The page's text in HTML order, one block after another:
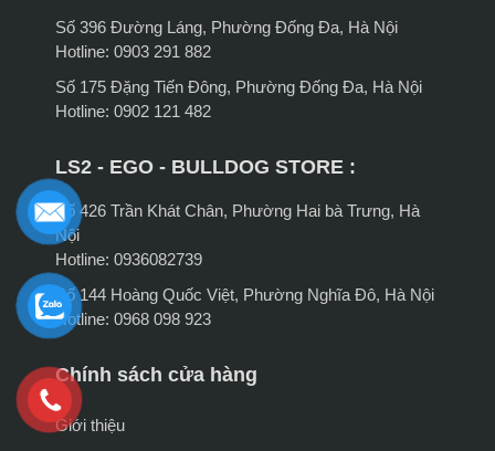
Số 396 Đường Láng, Phường Đống Đa, Hà Nội
Hotline: 0903 291 882
Số 175 Đặng Tiến Đông, Phường Đống Đa, Hà Nội
Hotline: 0902 121 482
LS2 - EGO - BULLDOG STORE :
Số 426 Trần Khát Chân, Phường Hai bà Trưng, Hà
Nội
Hotline: 0936082739
Số 144 Hoàng Quốc Việt, Phường Nghĩa Đô, Hà Nội
Hotline: 0968 098 923
Chính sách cửa hàng
Giới thiệu